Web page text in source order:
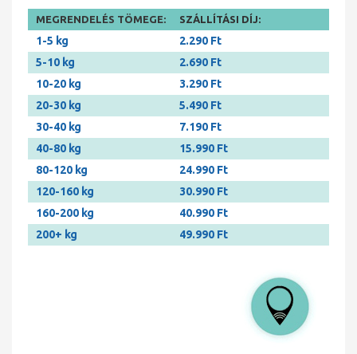
MEGRENDELÉS TÖMEGE: SZÁLLÍTÁSI DÍJ:
1-5 kg
2.290 Ft
5-10 kg
2.690 Ft
10-20 kg
3.290 Ft
20-30 kg
5.490 Ft
30-40 kg
7.190 Ft
40-80 kg
15.990 Ft
80-120 kg
24.990 Ft
120-160 kg
30.990 Ft
160-200 kg
40.990 Ft
200+ kg
49.990 Ft